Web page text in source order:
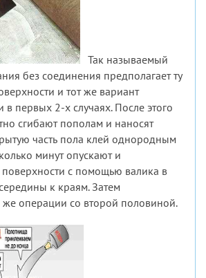
Так называемый
без соединения предполагает ту
и тот же вариант
в первых 2-х случаях. После этого
сгибают пополам и наносят
часть пола клей однородным
минут опускают и
с помощью валика в
к краям. Затем
операции со второй половиной.